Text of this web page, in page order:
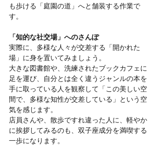
も歩ける「庭園の道」へと舗装する作業で
す。
「知的な社交場」へのさんぽ
実際に、多様な人々が交差する「開かれた
場」に身を置いてみましょう。
大きな図書館や、洗練されたブックカフェに
足を運び、自分とは全く違うジャンルの本を
手に取っている人を観察して「この美しい空
間で、多様な知性が交差している」という空
気を感じます。
店員さんや、散歩ですれ違った人に、軽やか
に挨拶してみるのも、双子座成分を満喫する
一歩になります。